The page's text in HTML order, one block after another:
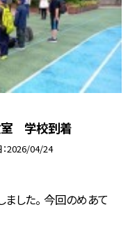
室 学校到着
2026/04/24
した。 今回のめあて